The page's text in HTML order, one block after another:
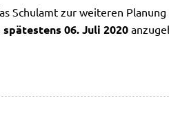
Schulamt zur weiteren Planung
06. Juli 2020